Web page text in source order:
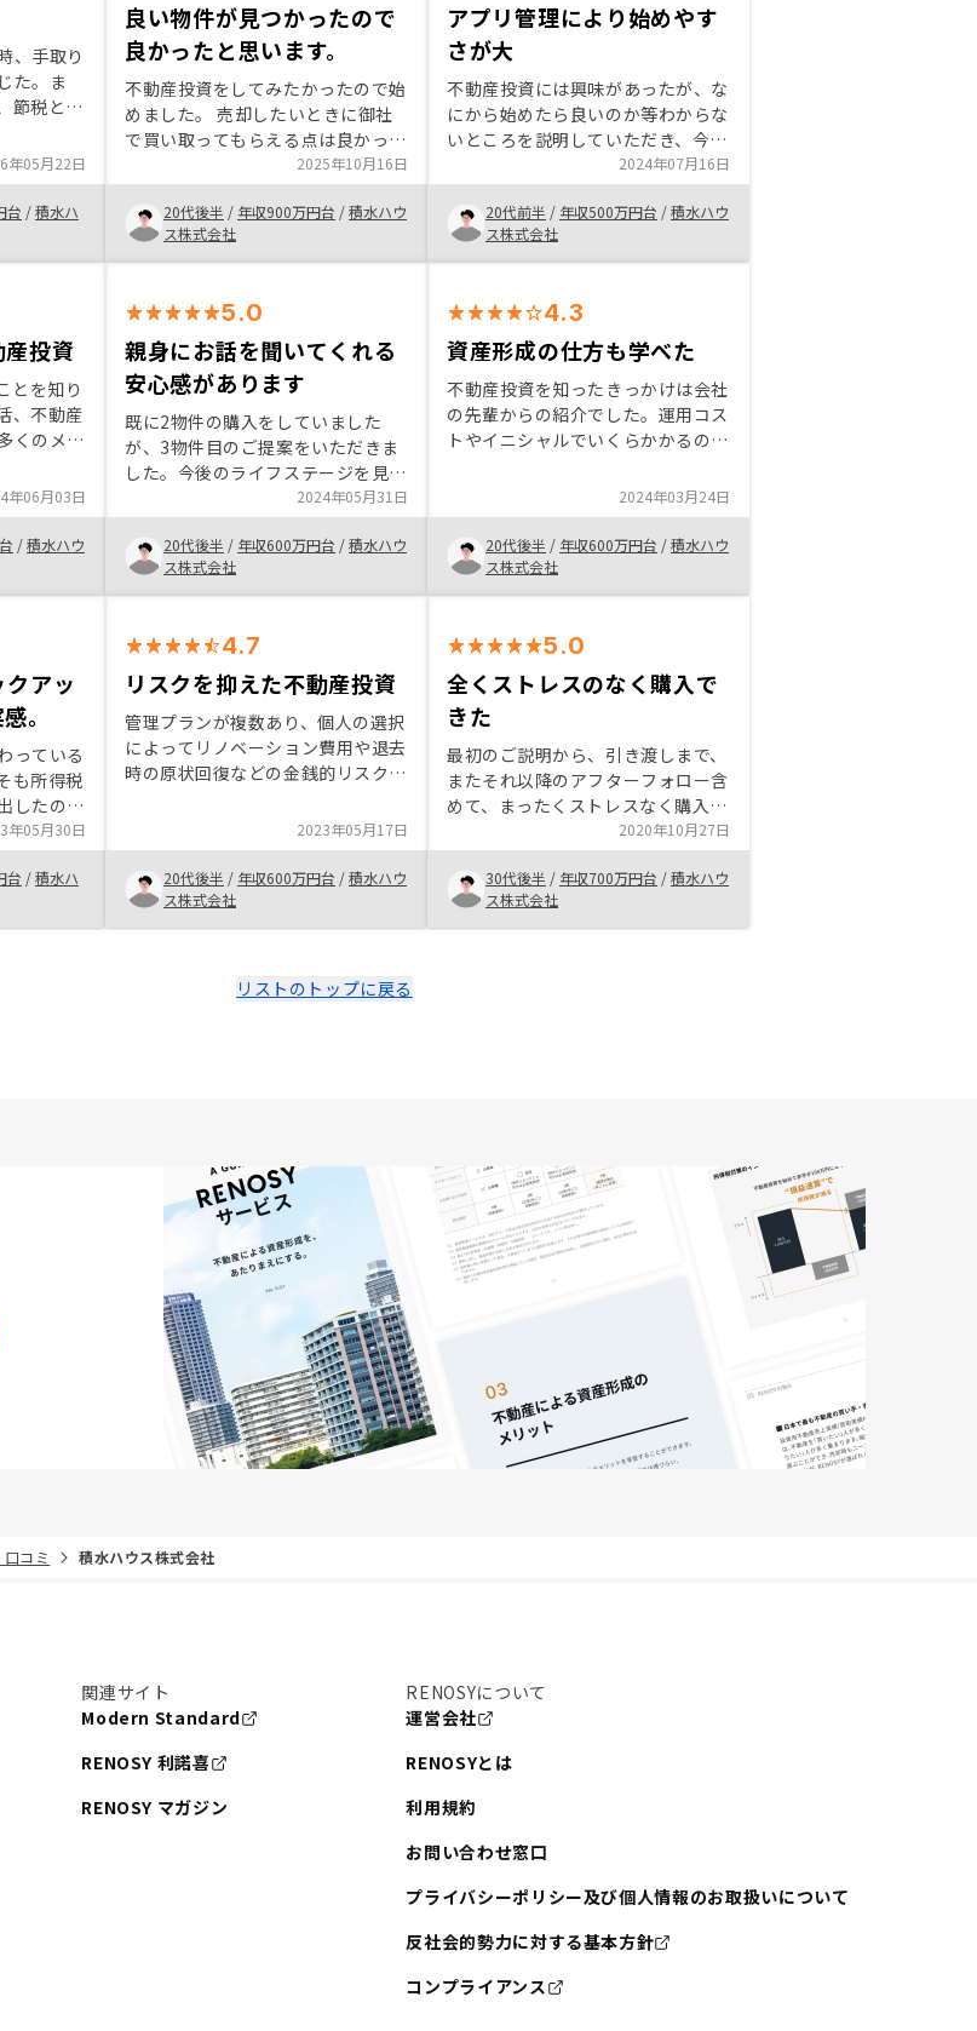
、手取り
た。ま
節税と共
京でわ
プロとし
したし、
、他にも
て早期に
いと思
年05月22日
台 /積水ハ
良い物件が見つかったので
良かったと思います。
不動産投資をしてみたかったので始
めました。 売却したいときに御社
で買い取ってもらえる点は良かった
と思います。 また、全国展開され
ているので東京だけでなく他のエリ
アの情報も得られて良かったと思い
ます。
2025年10月16日
20代後半 / 年収900万円台 /積水ハウ
ス株式会社
アプリ管理により始めやす
さが大
不動産投資には興味があったが、な
にから始めたら良いのか等わからな
いところを説明していただき、今の
うちから年金対策等のためにリスク
もあるが、投資を行って行くことが
大事だとわかったので、投資を始め
ることにしました。 アプリで管理
でき、不動産投資の始まりとして入
2024年07月16日
20代前半 / 年収500万円台 /積水ハウ
ス株式会社
投資
とを知り
、不動産
くのメリ
管理含
も行うこ
年06月03日
/積水ハウ
5.0
親身にお話を聞いてくれる
安心感があります
既に2物件の購入をしていました
が、3物件目のご提案をいただきま
した。今後のライフステージを見越
したローンの提案や物件のご提案を
頂きました。何よりすでに取引させ
ていただきいたら安心感がありまし
たので不安要素なく進めさせていた
だきました。
2024年05月31日
20代後半 / 年収600万円台 /積水ハウ
ス株式会社
4.3
資産形成の仕方も学べた
不動産投資を知ったきっかけは会社
の先輩からの紹介でした。運用コス
トやイニシャルでいくらかかるのか
節税や生命保険代わりになる点など
メリットの説明が分かりやすかった
ため始めました。
2024年03月24日
20代後半 / 年収600万円台 /積水ハウ
ス株式会社
アッ
。
っている
も所得税
したので
険には加
残せる事
スクはあ
く変わる
無策だと
年05月30日
台 /積水ハ
4.7
リスクを抑えた不動産投資
管理プランが複数あり、個人の選択
によってリノベーション費用や退去
時の原状回復などの金銭的リスクを
た、営業担当者は熱心かつ理論的に
メリット・デメリットを提示し、決
して押し売りはなく好印象でした。
2023年05月17日
20代後半 / 年収600万円台 /積水ハウ
ス株式会社
5.0
全くストレスのなく購入で
きた
最初のご説明から、引き渡しまで、
またそれ以降のアフターフォロー含
めて、まったくストレスなく購入さ
せて頂きました。スタッフの方のチ
ームワークも大変良いと感じまし
た。
2020年10月27日
30代後半 / 年収700万円台 /積水ハウ
ス株式会社
リストのトップに戻る
コミ 積水ハウス株式会社
関連サイト
Modern Standard
RENOSY 利諾喜
RENOSY マガジン
RENOSYについて
運営会社
RENOSYとは
利用規約
お問い合わせ窓口
プライバシーポリシー及び個人情報のお取扱いについて
反社会的勢力に対する基本方針
コンプライアンス